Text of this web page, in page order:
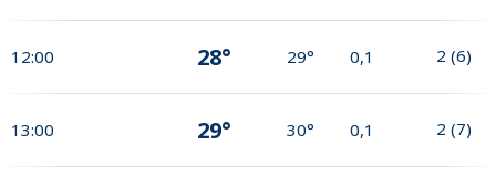
12:00 28° 29° 0,1 2 (6)
13:00 29° 30° 0,1 2 (7)